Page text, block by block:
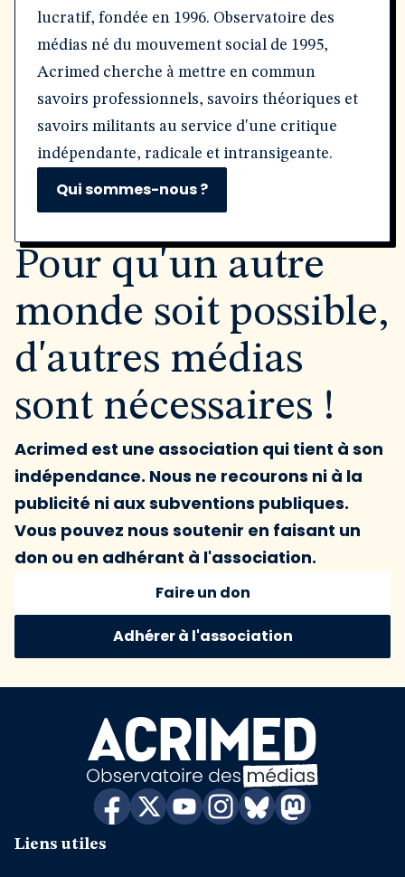
lucratif, fondée en 1996. Observatoire des
médias né du mouvement social de 1995,
Acrimed cherche à mettre en commun
savoirs professionnels, savoirs théoriques et
savoirs militants au service d'une critique
indépendante, radicale et intransigeante.
Qui sommes-nous ?
Pour qu'un autre
monde soit possible,
d'autres médias
sont nécessaires !
Acrimed est une association qui tient à son
indépendance. Nous ne recourons ni à la
publicité ni aux subventions publiques.
Vous pouvez nous soutenir en faisant un
don ou en adhérant à l'association.
Faire un don
Adhérer à l'association
Liens utiles